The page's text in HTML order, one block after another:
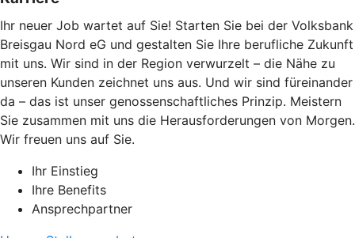
Ihr neuer Job wartet auf Sie! Starten Sie bei der Volksbank
Breisgau Nord eG und gestalten Sie Ihre berufliche Zukunft
mit uns. Wir sind in der Region verwurzelt – die Nähe zu
unseren Kunden zeichnet uns aus. Und wir sind füreinander
da – das ist unser genossenschaftliches Prinzip. Meistern
Sie zusammen mit uns die Herausforderungen von Morgen.
Wir freuen uns auf Sie.
Ihr Einstieg
Ihre Benefits
Ansprechpartner